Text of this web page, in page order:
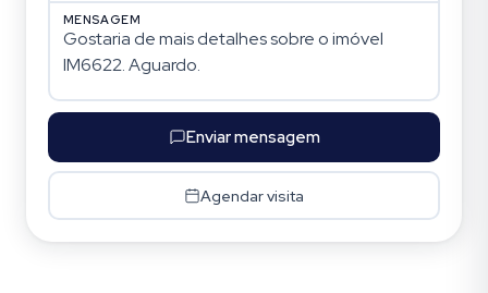
MENSAGEM
Enviar mensagem
Agendar visita